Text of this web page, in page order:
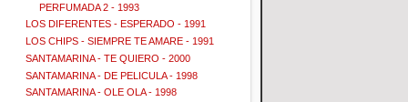
PERFUMADA 2 - 1993
LOS DIFERENTES - ESPERADO - 1991
LOS CHIPS - SIEMPRE TE AMARE - 1991
SANTAMARINA - TE QUIERO - 2000
SANTAMARINA - DE PELICULA - 1998
SANTAMARINA - OLE OLA - 1998